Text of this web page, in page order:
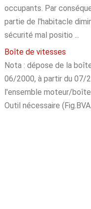
occupants. Par
partie de l'habitacle
sécurité mal positio ...
Boîte de vitesses
Nota : dépose de la
06/2000, à partir du 07/
l'ensemble moteur/
Outil nécessaire